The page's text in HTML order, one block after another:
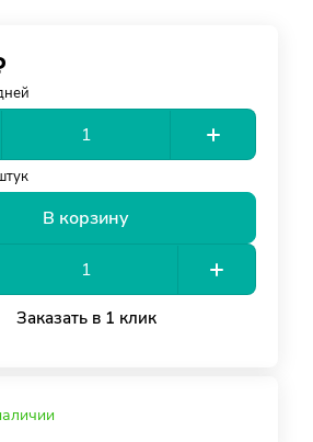
В корзину
Заказать в 1 клик